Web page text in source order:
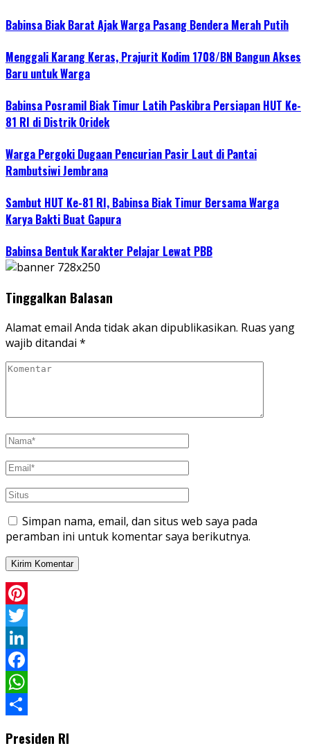
Babinsa Biak Barat Ajak Warga Pasang Bendera Merah Putih
Menggali Karang Keras, Prajurit Kodim 1708/BN Bangun Akses
Baru untuk Warga
Babinsa Posramil Biak Timur Latih Paskibra Persiapan HUT Ke-
81 RI di Distrik Oridek
Warga Pergoki Dugaan Pencurian Pasir Laut di Pantai
Rambutsiwi Jembrana
Sambut HUT Ke-81 RI, Babinsa Biak Timur Bersama Warga
Karya Bakti Buat Gapura
Babinsa Bentuk Karakter Pelajar Lewat PBB
Tinggalkan Balasan
Alamat email Anda tidak akan dipublikasikan. Ruas yang
wajib ditandai *
Simpan nama, email, dan situs web saya pada
peramban ini untuk komentar saya berikutnya.
Pinterest
Twitter
LinkedIn
Facebook
WhatsApp
Presiden RI